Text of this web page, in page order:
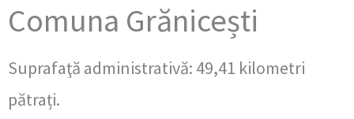
Comuna Grănicești
Suprafaţă administrativă: 49,41 kilometri
pătrați.